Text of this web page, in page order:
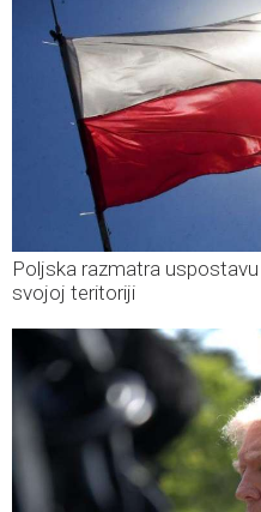
Poljska razmatra
svojoj teritoriji